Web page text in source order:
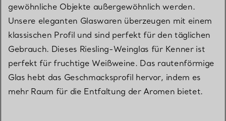
gewöhnliche Objekte außergewöhnlich werden.
Unsere eleganten Glaswaren überzeugen mit einem
klassischen Profil und sind perfekt für den täglichen
Gebrauch. Dieses Riesling-Weinglas für Kenner ist
perfekt für fruchtige Weißweine. Das rautenförmige
Glas hebt das Geschmacksprofil hervor, indem es
mehr Raum für die Entfaltung der Aromen bietet.